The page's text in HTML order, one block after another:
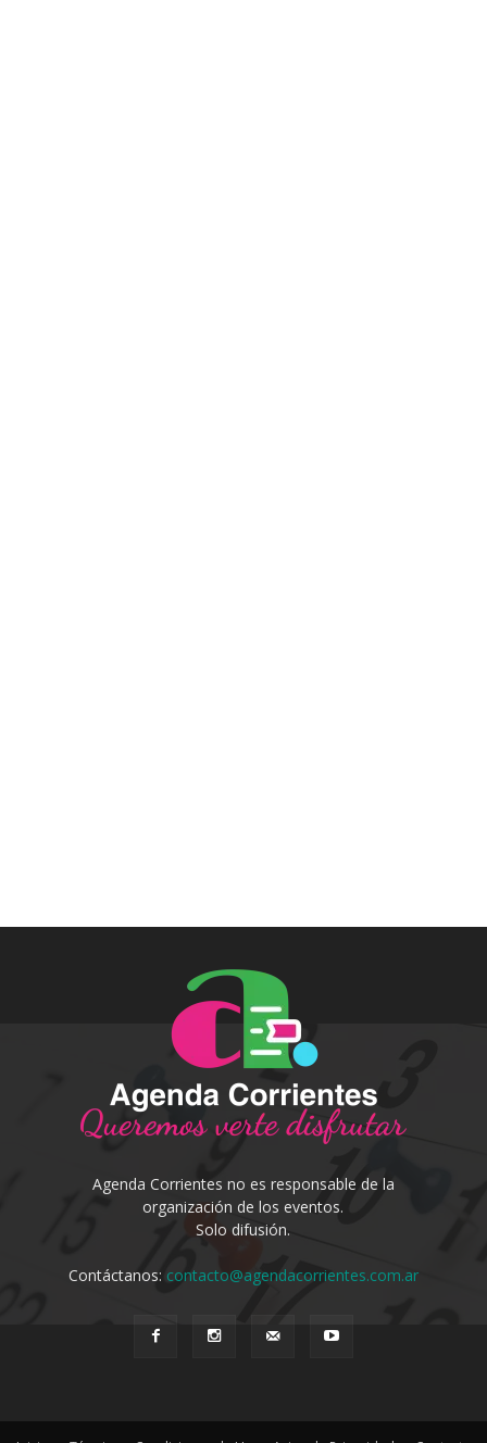
Agenda Corrientes no es responsable de la
organización de los eventos.
Solo difusión.
Contáctanos: contacto@agendacorrientes.com.ar